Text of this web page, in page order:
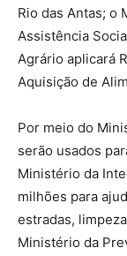
Rio das Antas; o
Assistência
Agrário aplicará
Aquisição de
Por meio do
serão usados
Ministério da
milhões para
estradas,
Ministério da